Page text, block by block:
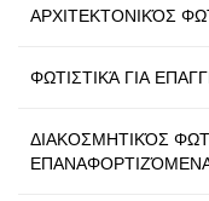
ΑΡΧΙΤΕΚΤΟΝΙΚΌΣ
ΦΩΤΙΣΤΙΚΆ ΓΙΑ
ΔΙΑΚΟΣΜΗΤΙΚΌΣ